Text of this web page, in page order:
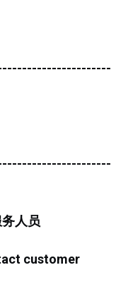
人员
customer